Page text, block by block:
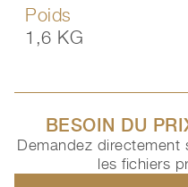
Poids
1,6 KG
BESOIN DU
Demandez directement
les fichiers